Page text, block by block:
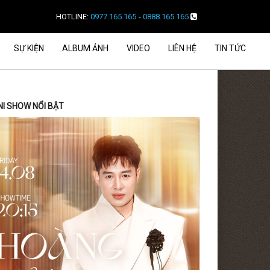
HOTLINE: 0977.165.165 - 0888.165.165
SỰ KIỆN ALBUM ẢNH VIDEO LIÊN HỆ TIN TỨC
SHOW NỔI BẬT